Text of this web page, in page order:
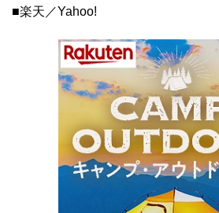
■楽天／Yahoo!